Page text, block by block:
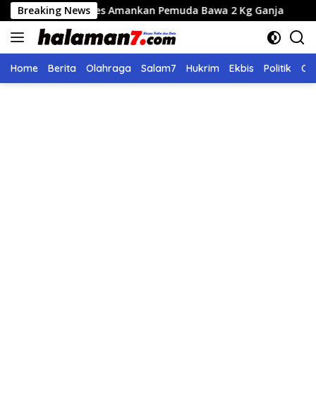
Langsung
ke
konten
Breaking News
Lues Amankan Pemuda Bawa 2 Kg Ganja Seleksi
Home Berita Olahraga Salam7 Hukrim Ekbis Politik